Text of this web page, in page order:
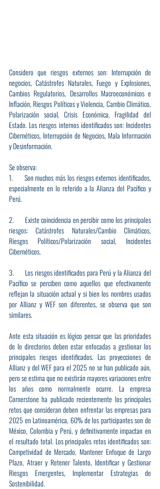
Considero que riesgos externos son: Interrupción de
negocios, Catástrofes Naturales, Fuego y Explosiones,
Cambios Regulatorios, Desarrollos Macroeconómicos e
Inflación, Riesgos Políticos y Violencia, Cambio Climático,
Polarización social, Crisis Económica, Fragilidad del
Estado. Los riesgos internos identificados son: Incidentes
Cibernéticos, Interrupción de Negocios, Mala Información
y Desinformación.
Se observa:
1.      Son muchos más los riesgos externos identificados,
especialmente en lo referido a la Alianza del Pacífico y
Perú.
2.      Existe coincidencia en percibir como los principales
riesgos: Catástrofes Naturales/Cambio Climáticos,
Riesgos Políticos/Polarización social, Incidentes
Cibernéticos.
3.      Los riesgos identificados para Perú y la Alianza del
Pacífico se perciben como aquellos que efectivamente
reflejan la situación actual y si bien los nombres usados
por Allianz y WEF son diferentes, se observa que son
similares.
Ante esta situación es lógico pensar que las prioridades
de lo directorios deben estar enfocadas a gestionar los
principales riesgos identificados. Las proyecciones de
Allianz y del WEF para el 2025 no se han publicado aún,
pero se estima que no existirán mayores variaciones entre
los años como normalmente ocurre. La empresa
Cornerstone ha publicado recientemente los principales
retos que consideran deben enfrentar las empresas para
2025 en Latinoamérica, 60% de los participantes son de
México, Colombia y Perú, y definitivamente impactan en
el resultado total. Los principales retos identificados son:
Competividad de Mercado, Mantener Enfoque de Largo
Plazo, Atraer y Retener Talento, Identificar y Gestionar
Riesgos Emergentes, Implementar Estrategias de
Sostenibilidad.